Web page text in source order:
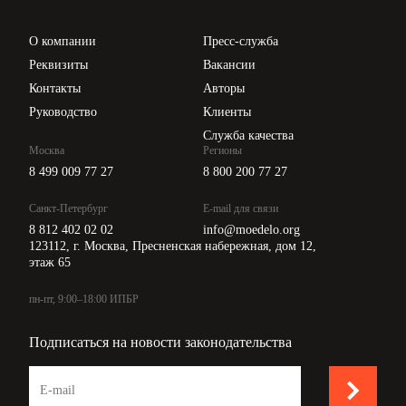
О компании
Реквизиты
Контакты
Руководство
Пресс-служба
Вакансии
Авторы
Клиенты
Служба качества
Москва
8 499 009 77 27
Санкт-Петербург
8 812 402 02 02
Регионы
8 800 200 77 27
E-mail для связи
info@moedelo.org
123112, г. Москва, Пресненская набережная, дом 12,
этаж 65
пн-пт, 9:00–18:00 ИПБР
Подписаться на новости законодательства